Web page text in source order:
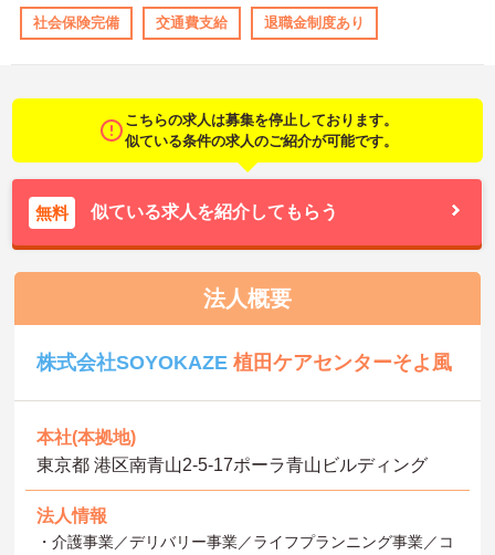
社会保険完備 交通費支給 退職金制度あり
こちらの求人は募集を停止しております。
似ている条件の求人のご紹介が可能です。
無料 似ている求人を紹介してもらう
法人概要
株式会社SOYOKAZE植田ケアセンターそよ風
本社(本拠地)
東京都 港区南青山2‐5‐17ポーラ青山ビルディング
法人情報
・介護事業／デリバリー事業／ライフプランニング事業／コ